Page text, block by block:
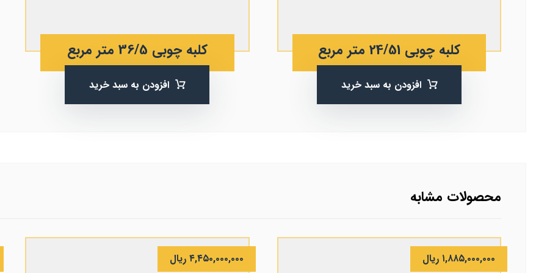
کلبه چوبی 24/51 متر مربع
افزودن به سبد خرید
کلبه چوبی 36/5 متر مربع
افزودن به سبد خرید
محصولات مشابه
۱,۸۸۵,۰۰۰,۰۰۰ ریال ۴,۴۵۰,۰۰۰,۰۰۰ ریال